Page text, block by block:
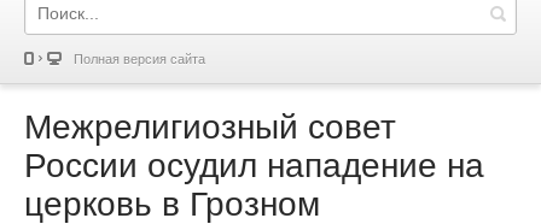
Полная версия сайта
Межрелигиозный совет
России осудил нападение на
церковь в Грозном